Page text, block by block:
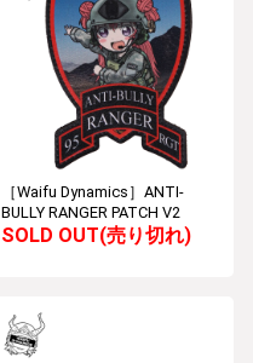
［Waifu Dynamics］ANTI-
BULLY RANGER PATCH V2
SOLD OUT(売り切れ)